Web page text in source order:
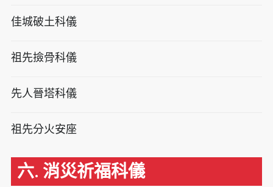
佳城破土科儀
祖先撿骨科儀
先人晉塔科儀
祖先分火安座
六. 消災祈福科儀